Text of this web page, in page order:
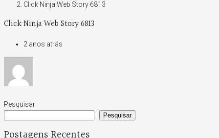
Click Ninja Web Story 6813
Click Ninja Web Story 6813
2 anos atrás
Pesquisar
Pesquisar
Postagens Recentes